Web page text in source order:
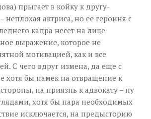
прыгает в койку к другу-
неплохая актриса, но ее героиня с
кадра несет на лице
выражение, которое не
мотивацией, как и все
С чего вдруг измена, да еще с
хотя бы намек на отвращение к
на приязнь к адвокату – ну
хотя бы пара необходимых
исключается, на предысторию